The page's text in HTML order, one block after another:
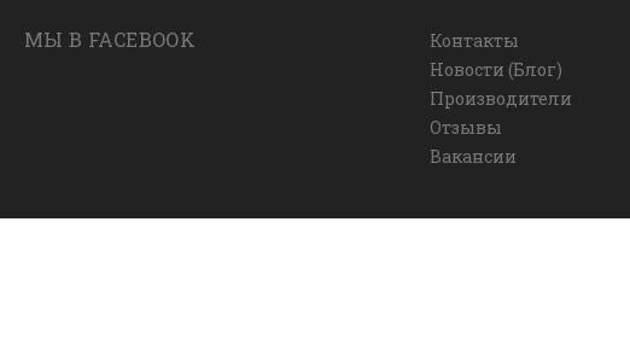
МЫ В FACEBOOK
Контакты
Новости (Блог)
Производители
Отзывы
Вакансии